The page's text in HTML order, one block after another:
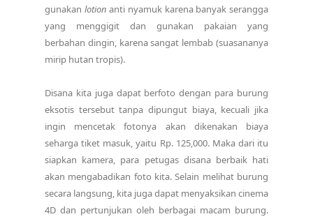
gunakan lotion anti nyamuk karena banyak serangga
yang menggigit dan gunakan pakaian yang
berbahan dingin, karena sangat lembab (suasananya
mirip hutan tropis).
Disana kita juga dapat berfoto dengan para burung
eksotis tersebut tanpa dipungut biaya, kecuali jika
ingin mencetak fotonya akan dikenakan biaya
seharga tiket masuk, yaitu Rp. 125,000. Maka dari itu
siapkan kamera, para petugas disana berbaik hati
akan mengabadikan foto kita. Selain melihat burung
secara langsung, kita juga dapat menyaksikan cinema
4D dan pertunjukan oleh berbagai macam burung.